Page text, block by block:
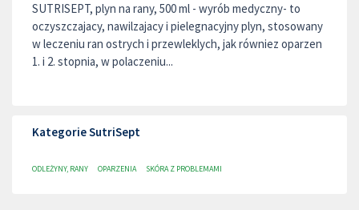
SUTRISEPT, plyn na rany, 500 ml - wyrób medyczny- to
oczyszczajacy, nawilzajacy i pielegnacyjny plyn, stosowany
w leczeniu ran ostrych i przewleklych, jak równiez oparzen
1. i 2. stopnia, w polaczeniu...
Kategorie SutriSept
ODLEŻYNY, RANY OPARZENIA SKÓRA Z PROBLEMAMI